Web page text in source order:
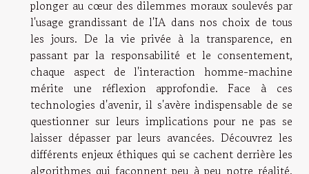
plonger au cœur des dilemmes moraux soulevés par
l'usage grandissant de l'IA dans nos choix de tous
les jours. De la vie privée à la transparence, en
passant par la responsabilité et le consentement,
chaque aspect de l'interaction homme-machine
mérite une réflexion approfondie. Face à ces
technologies d'avenir, il s'avère indispensable de se
questionner sur leurs implications pour ne pas se
laisser dépasser par leurs avancées. Découvrez les
différents enjeux éthiques qui se cachent derrière les
algorithmes qui façonnent peu à peu notre réalité.